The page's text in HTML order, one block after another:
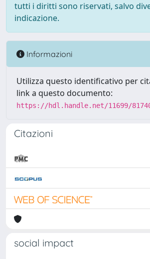
tutti i diritti sono riservati, salvo
indicazione.
Informazioni
Utilizza questo identificativo per
link a questo documento:
https://hdl.handle.net/11699/
Citazioni
social impact